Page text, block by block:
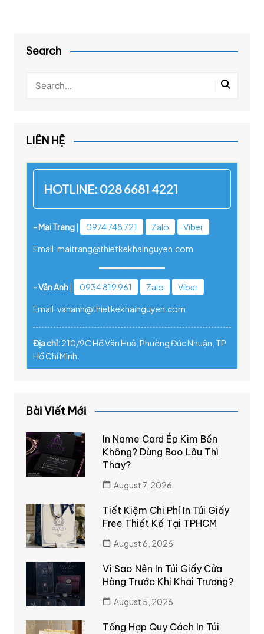
Search
LIÊN HỆ
HOTLINE: 028 6681 4221
- Mai Trang| 0974 748 721 Zalo Viber
Email: maitrang@thietkekhainguyen.com
- Vân Anh| 0934 819 961 Zalo Viber
Email: vananh@thietkekhainguyen.com
Địa chỉ:210/9C Hồ Văn Huê, Phường Đức Nhuận, TP
Hồ Chí Minh.
Bài Viết Mới
In Name Card Ép Kim Bền
Không? Dùng Bao Lâu Thì
Thay?
August 7, 2026
Tiết Kiệm Chi Phí In Túi Giấy
Free Thiết Kế Tại TPHCM
August 6, 2026
Vì Sao Nên In Túi Giấy Cửa
Hàng Trước Khi Khai Trương?
August 5, 2026
Tổng Hợp Quy Cách In Túi